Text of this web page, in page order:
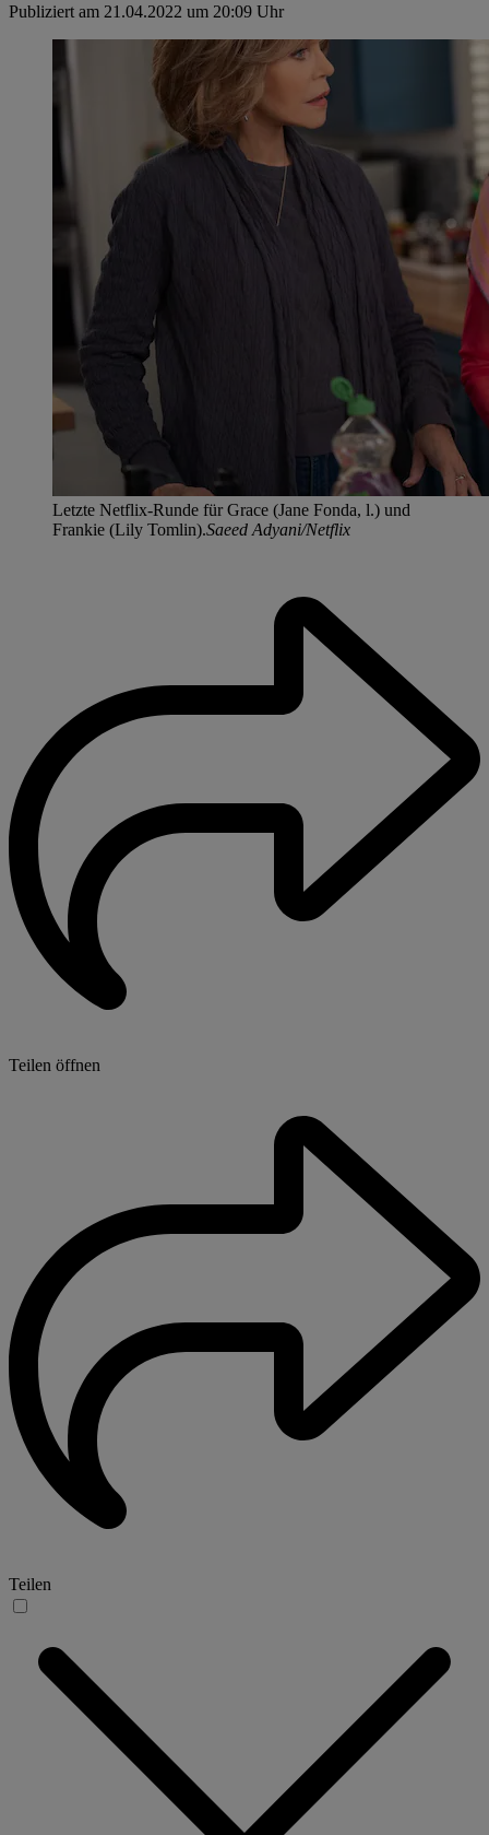
Publiziert am 21.04.2022 um 20:09 Uhr
Letzte Netflix-Runde für Grace (Jane Fonda, l.) und
Frankie (Lily Tomlin).Saeed Adyani/Netflix
Teilen öffnen
Teilen